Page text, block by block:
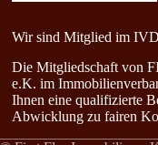
Wir sind Mitglied im
Die Mitgliedschaft von
e.K. im
Ihnen eine qualifizierte
Abwicklung zu fairen